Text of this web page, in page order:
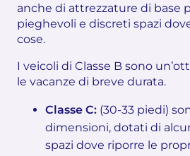
anche di attrezzature di base
pieghevoli e discreti spazi
cose.
I veicoli di Classe B sono
le vacanze di breve durata.
Classe C: (30-33 piedi)
dimensioni, dotati di
spazi dove riporre le